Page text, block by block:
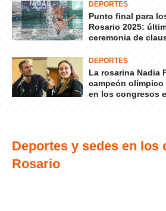
DEPORTES
Punto final para
Rosario 2025:
ceremonia de
DEPORTES
La rosarina Nadia
campeón olímpico
en los congresos
Deportes y sedes en los
Rosario